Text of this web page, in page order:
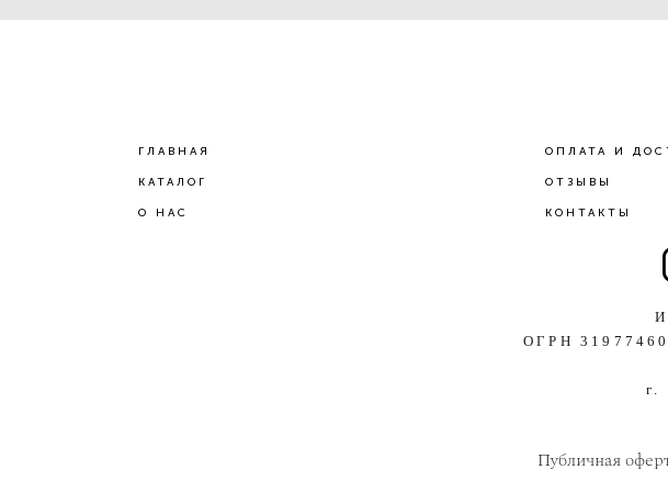
ГЛАВНАЯ
КАТАЛОГ
О НАС
ОПЛАТА И
ОТЗЫВЫ
КОНТАКТЫ
ОГРН
г.
Публичная